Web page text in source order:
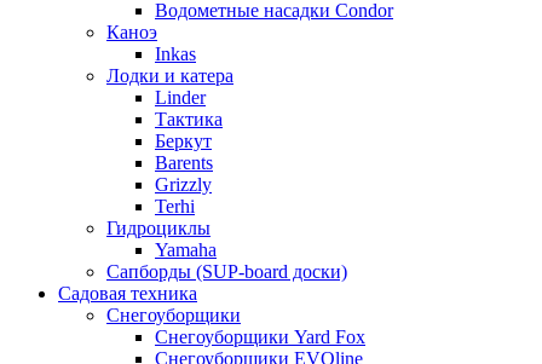
Водометные насадки Condor
Каноэ
Inkas
Лодки и катера
Linder
Тактика
Беркут
Barents
Grizzly
Terhi
Гидроциклы
Yamaha
Сапборды (SUP-board доски)
Садовая техника
Снегоуборщики
Снегоуборщики Yard Fox
Снегоуборщики EVOline